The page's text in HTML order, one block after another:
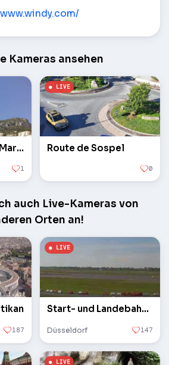
Kameras ansehen
Roquebrune Cap Martin
1
Route de Sospel
0
auch Live-Kameras von
Orten an!
187
Start- und Landebahn des Flughafens
Düsseldorf 147